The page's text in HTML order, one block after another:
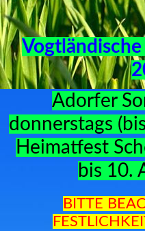
Adorfer
donnerstags
Heimatfest
bis 10.
BITTE